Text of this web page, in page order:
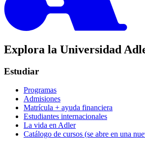
Explora la Universidad
Estudiar
Programas
Admisiones
Matrícula + ayuda financiera
Estudiantes internacionales
La vida en Adler
Catálogo de cursos (se abre en una